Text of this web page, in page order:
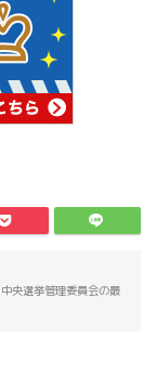
央選挙管理委員会の最